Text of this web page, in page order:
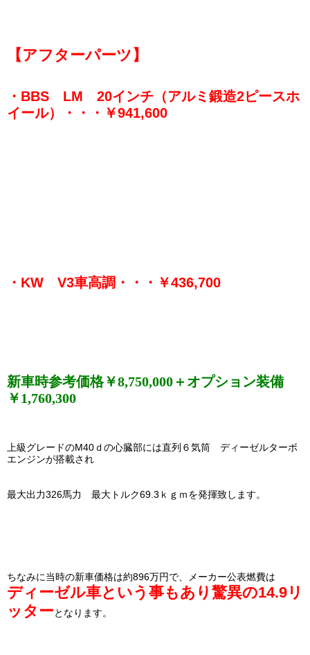
【アフターパーツ】
・BBS LM 20インチ（アルミ鍛造2ピースホ
イール）・・・￥941,600
・KW V3車高調・・・￥436,700
新車時参考価格￥8,750,000＋オプション装備
￥1,760,300
上級グレードのM40ｄの心臓部には直列６気筒 ディーゼルターボ
エンジンが搭載され
最大出力326馬力 最大トルク69.3ｋｇｍを発揮致します。
ちなみに当時の新車価格は約896万円で、メーカー公表燃費は
ディーゼル車という事もあり驚異の14.9リ
ッターとなります。